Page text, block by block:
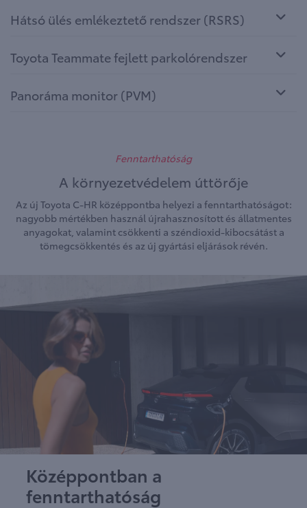
Hátsó ülés emlékeztető rendszer (RSRS)
Toyota Teammate fejlett parkolórendszer
Panoráma monitor (PVM)
Fenntarthatóság
A környezetvédelem úttörője
Az új Toyota C-HR középpontba helyezi a fenntarthatóságot:
nagyobb mértékben használ újrahasznosított és állatmentes
anyagokat, valamint csökkenti a széndioxid-kibocsátást a
tömegcsökkentés és az új gyártási eljárások révén.
Középpontban a
fenntarthatóság